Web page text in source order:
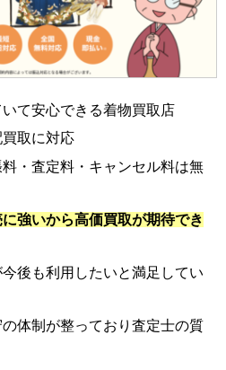
て安心できる着物買取店
取に対応
・査定料・キャンセル料は無
強いから高価買取が期待でき
後も利用したいと満足してい
体制が整っており査定士の質